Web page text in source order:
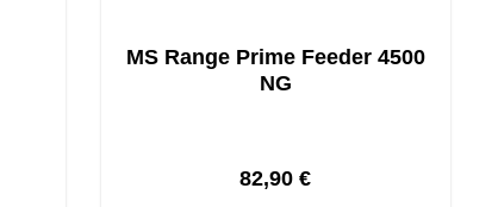
MS Range Prime Feeder 4500
NG
Regulärer Preis:
82,90 €